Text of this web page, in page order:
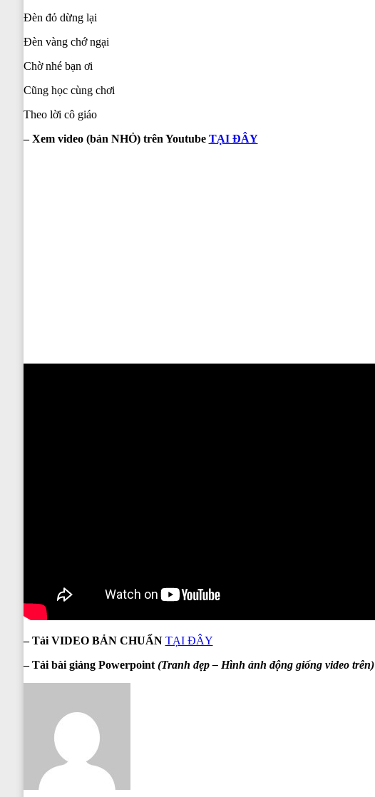
Đèn đỏ dừng lại
Đèn vàng chớ ngại
Chờ nhé bạn ơi
Cũng học cùng chơi
Theo lời cô giáo
– Xem video (bản NHỎ) trên Youtube TẠI ĐÂY
– Tải VIDEO BẢN CHUẨN TẠI ĐÂY
– Tải bài giảng Powerpoint (Tranh đẹp – Hình ảnh động giống video trên)